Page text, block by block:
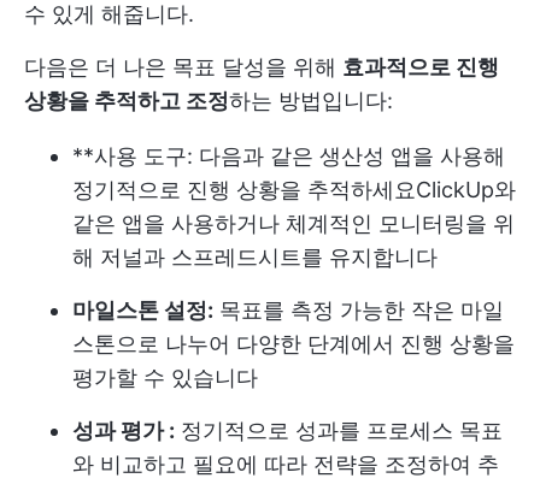
수 있게 해줍니다.
다음은 더 나은 목표 달성을 위해 효과적으로 진행
상황을 추적하고 조정하는 방법입니다:
**사용 도구: 다음과 같은 생산성 앱을 사용해
정기적으로 진행 상황을 추적하세요ClickUp와
같은 앱을 사용하거나 체계적인 모니터링을 위
해 저널과 스프레드시트를 유지합니다
마일스톤 설정: 목표를 측정 가능한 작은 마일
스톤으로 나누어 다양한 단계에서 진행 상황을
평가할 수 있습니다
성과 평가 : 정기적으로 성과를 프로세스 목표
와 비교하고 필요에 따라 전략을 조정하여 추